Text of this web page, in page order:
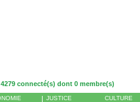
connecté(s) dont 0 membre(s)
JUSTICE
CULTURE